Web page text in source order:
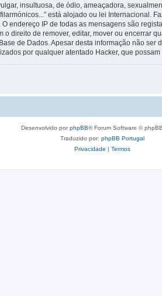
insultuosa, de ódio, ameaçadora,
está alojado ou lei Internacional.
endereço IP de todas as mensagens são
o direito de remover, editar, mover ou
de Dados. Apesar desta informação não
por qualquer atentado Hacker, que possam
Desenvolvido porphpBB® Forum Software ©
Traduzido por: phpBB Portugal
Privacidade | Termos